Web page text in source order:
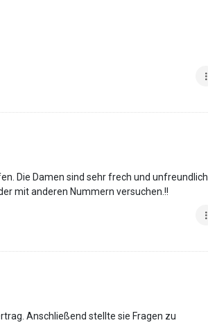
Die Damen sind sehr frech und unfreundlich
mit anderen Nummern versuchen.!!
Anschließend stellte sie Fragen zu